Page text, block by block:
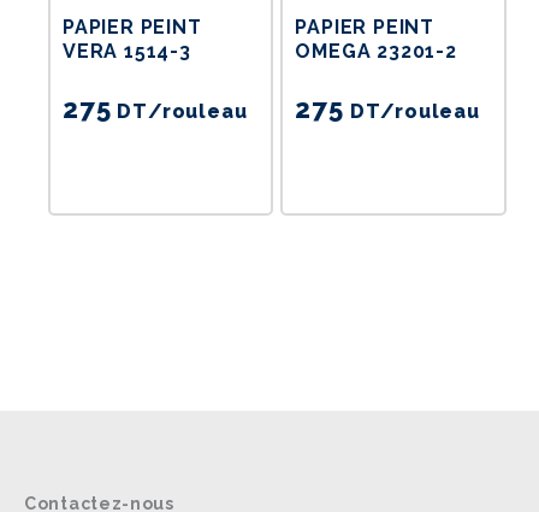
PAPIER PEINT
VERA 1514-3
275 DT/rouleau
PAPIER PEINT
OMEGA 23201-2
275 DT/rouleau
Contactez-nous